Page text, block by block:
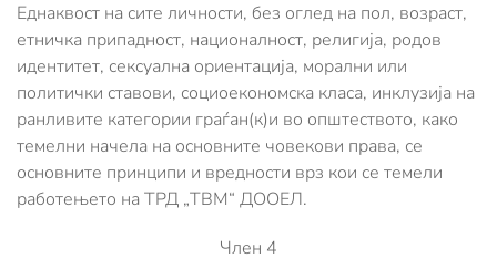
Еднаквост на сите личности, без оглед на пол, возраст,
етничка припадност, националност, религија, родов
идентитет, сексуална ориентација, морални или
политички ставови, социоекономска класа, инклузија на
ранливите категории граѓан(к)и во општеството, како
темелни начела на основните човекови права, се
основните принципи и вредности врз кои се темели
работењето на ТРД „ТВМ“ ДООЕЛ.
Член 4